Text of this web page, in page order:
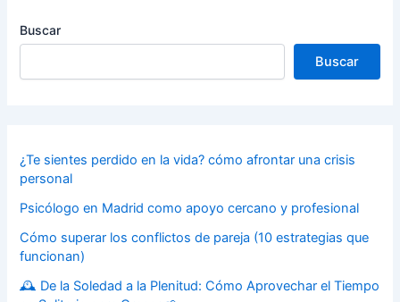
Buscar
Buscar
¿Te sientes perdido en la vida? cómo afrontar una crisis
personal
Psicólogo en Madrid como apoyo cercano y profesional
Cómo superar los conflictos de pareja (10 estrategias que
funcionan)
🕰️ De la Soledad a la Plenitud: Cómo Aprovechar el Tiempo